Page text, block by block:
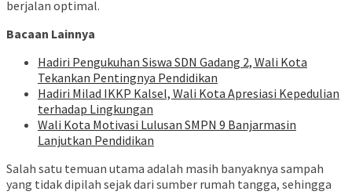
berjalan optimal.
Bacaan Lainnya
Hadiri Pengukuhan Siswa SDN Gadang 2, Wali Kota
Tekankan Pentingnya Pendidikan
Hadiri Milad IKKP Kalsel, Wali Kota Apresiasi Kepedulian
terhadap Lingkungan
Wali Kota Motivasi Lulusan SMPN 9 Banjarmasin
Lanjutkan Pendidikan
Salah satu temuan utama adalah masih banyaknya sampah
yang tidak dipilah sejak dari sumber rumah tangga, sehingga